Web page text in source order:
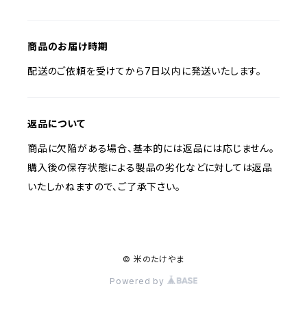
商品のお届け時期
配送のご依頼を受けてから7日以内に発送いたします。
返品について
商品に欠陥がある場合、基本的には返品には応じません。
購入後の保存状態による製品の劣化などに対しては返品
いたしかねますので、ご了承下さい。
© 米のたけやま
Powered by